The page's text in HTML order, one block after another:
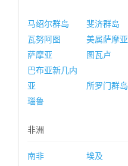
马绍尔群岛 斐济群岛
瓦努阿图
美属萨摩亚
萨摩亚
图瓦卢
巴布亚新几内
亚
所罗门群岛
瑙鲁
非洲
南非 埃及